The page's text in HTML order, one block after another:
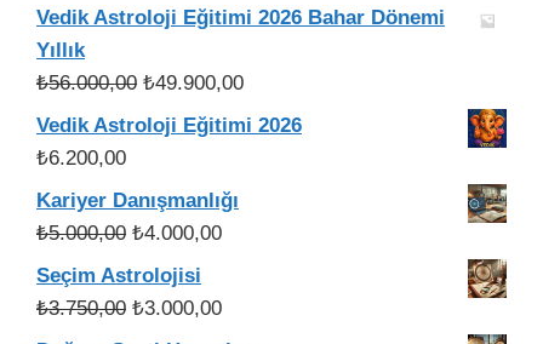
Vedik Astroloji Eğitimi 2026 Bahar Dönemi
Yıllık
₺56.000,00 Orijinal
fiyat:
₺49.900,00Şu
andaki
Vedik Astroloji Eğitimi 2026
₺6.200,00
Kariyer Danışmanlığı
₺5.000,00 Orijinal
fiyat:
₺5.000,00.
₺4.000,00Şu
Seçim Astrolojisi
₺3.750,00 Orijinal
fiyat:
₺3.000,00Şu
andaki